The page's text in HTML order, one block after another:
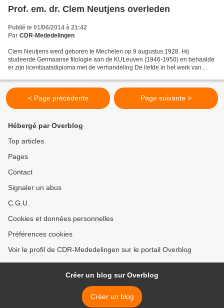
Prof. em. dr. Clem Neutjens overleden
Publié le 01/06/2014 à 21:42
Par CDR-Mededelingen
Clem Neutjens werd geboren te Mechelen op 9 augustus 1928. Hij
studeerde Germaanse filologie aan de KULeuven (1946-1950) en behaalde
er zijn licentiaatsdiploma met de verhandeling De liefde in het werk van
< Page précédente Page suivante >
Hébergé par Overblog
Top articles
Pages
Contact
Signaler un abus
C.G.U.
Cookies et données personnelles
Préférences cookies
Voir le profil de CDR-Mededelingen sur le portail Overblog
Créer un blog sur Overblog
Créer un blog